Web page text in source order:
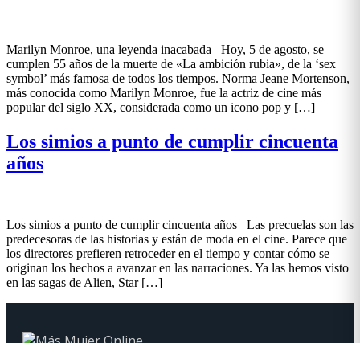
Marilyn Monroe, una leyenda inacabada Hoy, 5 de agosto, se
cumplen 55 años de la muerte de «La ambición rubia», de la ‘sex
symbol’ más famosa de todos los tiempos. Norma Jeane Mortenson,
más conocida como Marilyn Monroe, fue la actriz de cine más
popular del siglo XX, considerada como un icono pop y […]
Los simios a punto de cumplir cincuenta
años
Los simios a punto de cumplir cincuenta años Las precuelas son las
predecesoras de las historias y están de moda en el cine. Parece que
los directores prefieren retroceder en el tiempo y contar cómo se
originan los hechos a avanzar en las narraciones. Ya las hemos visto
en las sagas de Alien, Star […]